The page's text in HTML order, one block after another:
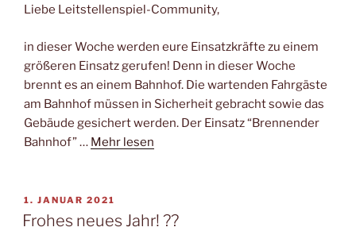
Liebe Leitstellenspiel-Community,
in dieser Woche werden eure Einsatzkräfte zu einem
größeren Einsatz gerufen! Denn in dieser Woche
brennt es an einem Bahnhof. Die wartenden Fahrgäste
am Bahnhof müssen in Sicherheit gebracht sowie das
Gebäude gesichert werden. Der Einsatz “Brennender
Bahnhof” … Mehr lesen
VERÖFFENTLICHT
AM
1. JANUAR 2021
Frohes neues Jahr! ??